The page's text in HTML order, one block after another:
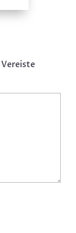
Vereiste